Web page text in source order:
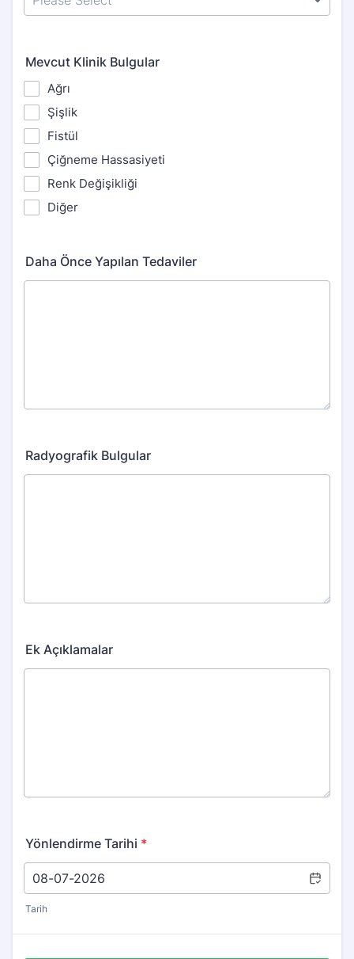
Mevcut Klinik Bulgular
Ağrı
Şişlik
Fistül
Çiğneme Hassasiyeti
Renk Değişikliği
Diğer
Daha Önce Yapılan Tedaviler
Radyografik Bulgular
Ek Açıklamalar
Yönlendirme Tarihi *
Tarih